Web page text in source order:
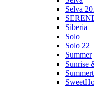
Selva
Siberia
Solo
Solo 22
Summer
Sunrise